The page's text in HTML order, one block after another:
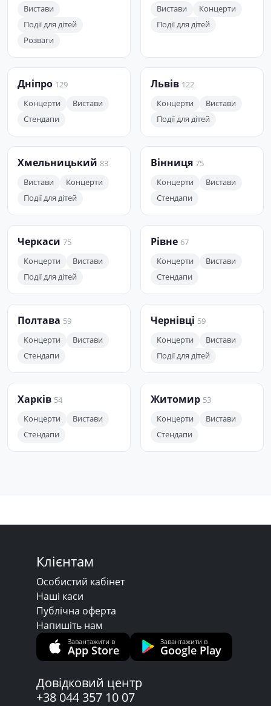
Вистави
Події для дітей
Розваги
Вистави
Концерти
Події для дітей
Дніпро 129
Концерти
Вистави
Стендапи
Львів 122
Концерти
Вистави
Події для дітей
Хмельницький 83
Вистави
Концерти
Події для дітей
Вінниця 75
Концерти
Вистави
Стендапи
Черкаси 75
Концерти
Вистави
Події для дітей
Рівне 67
Концерти
Вистави
Стендапи
Полтава 59
Концерти
Вистави
Стендапи
Чернівці 59
Концерти
Вистави
Події для дітей
Харків 54
Концерти
Вистави
Стендапи
Житомир 53
Концерти
Вистави
Стендапи
Клієнтам
Особистий кабінет
Наші каси
Публічна оферта
Напишіть нам
Завантажити в
App Store
Завантажити в
Google Play
Довідковий центр
+38 044 357 10 07